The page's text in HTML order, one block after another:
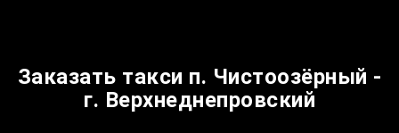
Заказать такси п. Чистоозёрный -
г. Верхнеднепровский